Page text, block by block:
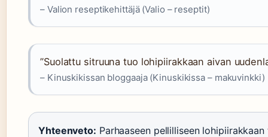
– Valion reseptikehittäjä (Valio – reseptit)
”Suolattu sitruuna tuo lohipiirakkaan aivan
– Kinuskikissan bloggaaja (Kinuskikissa – makuvinkki)
Yhteenveto: Parhaaseen pellilliseen